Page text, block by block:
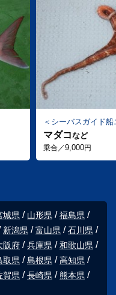
シーバスガイド船
マダコなど
乗合／9,000円
城県 山形県
福島県
新潟県 富山県
石川県
阪府 兵庫県
和歌山県
取県 島根県
高知県
賀県 長崎県
熊本県